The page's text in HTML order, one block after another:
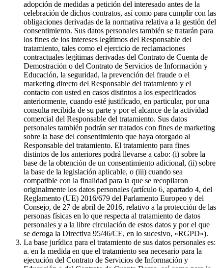
adopción de medidas a petición del interesado antes de la
celebración de dichos contratos, así como para cumplir con las
obligaciones derivadas de la normativa relativa a la gestión del
consentimiento. Sus datos personales también se tratarán para
los fines de los intereses legítimos del Responsable del
tratamiento, tales como el ejercicio de reclamaciones
contractuales legítimas derivadas del Contrato de Cuenta de
Demostración o del Contrato de Servicios de Información y
Educación, la seguridad, la prevención del fraude o el
marketing directo del Responsable del tratamiento y el
contacto con usted en casos distintos a los especificados
anteriormente, cuando esté justificado, en particular, por una
consulta recibida de su parte y por el alcance de la actividad
comercial del Responsable del tratamiento. Sus datos
personales también podrán ser tratados con fines de marketing
sobre la base del consentimiento que haya otorgado al
Responsable del tratamiento. El tratamiento para fines
distintos de los anteriores podrá llevarse a cabo: (i) sobre la
base de la obtención de un consentimiento adicional, (ii) sobre
la base de la legislación aplicable, o (iii) cuando sea
compatible con la finalidad para la que se recopilaron
originalmente los datos personales (artículo 6, apartado 4, del
Reglamento (UE) 2016/679 del Parlamento Europeo y del
Consejo, de 27 de abril de 2016, relativo a la protección de las
personas físicas en lo que respecta al tratamiento de datos
personales y a la libre circulación de estos datos y por el que
se deroga la Directiva 95/46/CE, en lo sucesivo, «RGPD»).
La base jurídica para el tratamiento de sus datos personales es:
a. en la medida en que el tratamiento sea necesario para la
ejecución del Contrato de Servicios de Información y